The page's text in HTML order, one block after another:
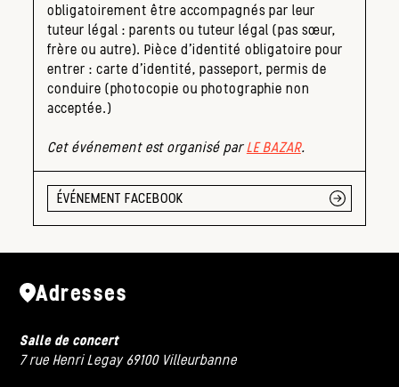
obligatoirement être accompagnés par leur
tuteur légal : parents ou tuteur légal (pas sœur,
frère ou autre). Pièce d’identité obligatoire pour
entrer : carte d’identité, passeport, permis de
conduire (photocopie ou photographie non
acceptée.)
Cet événement est organisé parLE BAZAR.
ÉVÉNEMENT FACEBOOK
Adresses
Salle de concert
7 rue Henri Legay 69100 Villeurbanne